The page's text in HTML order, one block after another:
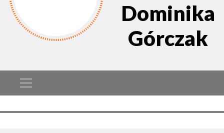
Dominika
Górczak